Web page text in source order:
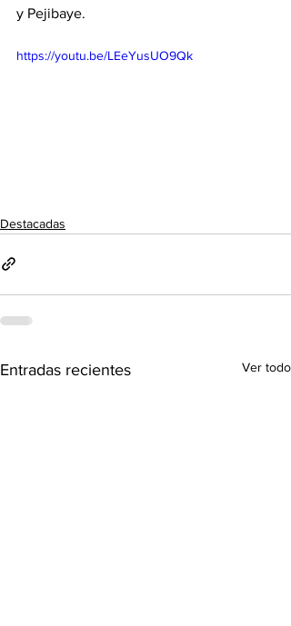
y Pejibaye.
https://youtu.be/LEeYusUO9Qk
Destacadas
Entradas recientes Ver todo